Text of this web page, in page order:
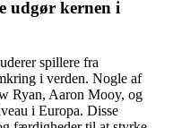
udgør kernen i
spillere fra
i verden. Nogle af
Ryan, Aaron Mooy, og
i Europa. Disse